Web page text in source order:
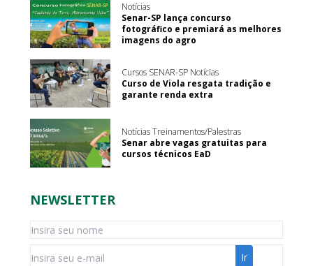
Notícias
Senar-SP lança concurso
fotográfico e premiará as melhores
imagens do agro
Cursos SENAR-SP Notícias
Curso de Viola resgata tradição e
garante renda extra
Notícias Treinamentos/Palestras
Senar abre vagas gratuitas para
cursos técnicos EaD
NEWSLETTER